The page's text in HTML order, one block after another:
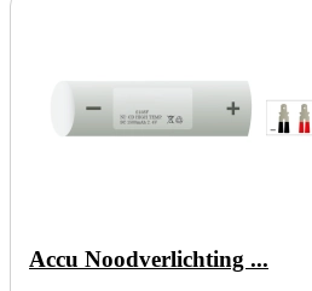
Accu Noodverlichting ...